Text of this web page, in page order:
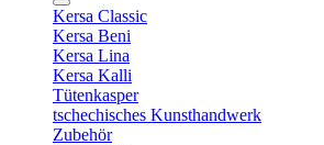
Kersa Classic
Kersa Beni
Kersa Lina
Kersa Kalli
Tütenkasper
tschechisches Kunsthandwerk
Zubehör